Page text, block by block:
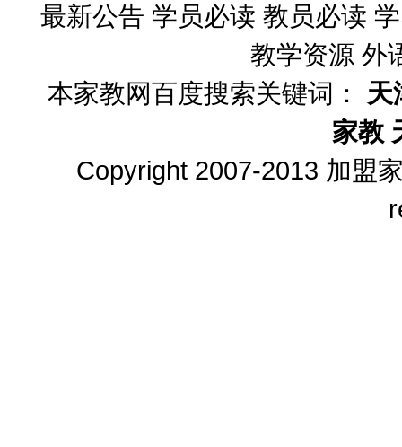
最新公告 学员必读 教员必读
教学资源 外
本家教网百度搜索关键词： 天
家教
Copyright 2007-2013 加盟